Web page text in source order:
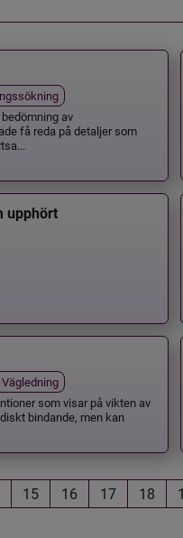
av
få reda på detaljer som
upphört
Vägledning
som visar på vikten av
bindande, men kan
15 16 17 18